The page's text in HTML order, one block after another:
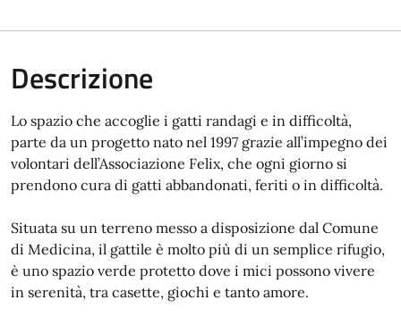
Descrizione
Lo spazio che accoglie i gatti randagi e in difficoltà,
parte da un progetto nato nel 1997 grazie all’impegno dei
volontari dell’Associazione Felix, che ogni giorno si
prendono cura di gatti abbandonati, feriti o in difficoltà.
Situata su un terreno messo a disposizione dal Comune
di Medicina, il gattile è molto più di un semplice rifugio,
è uno spazio verde protetto dove i mici possono vivere
in serenità, tra casette, giochi e tanto amore.